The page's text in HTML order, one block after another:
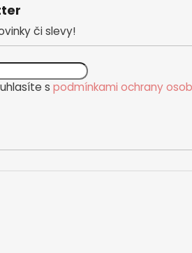
či slevy!
s podmínkami ochrany